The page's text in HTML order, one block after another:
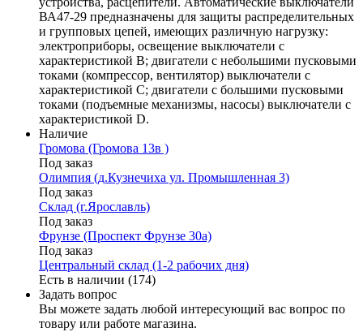
ВА47-29 предназначены для защиты распределительных
и групповых цепей, имеющих различную нагрузку:
электроприборы, освещение выключатели с
характеристикой В; двигатели с небольшими пусковыми
токами (компрессор, вентилятор) выключатели с
характеристикой C; двигатели с большими пусковыми
токами (подъемные механизмы, насосы) выключатели с
характеристикой D.
Наличие
Громова (Громова 13в )
Под заказ
Олимпия (д.Кузнечиха ул. Промышленная 3)
Под заказ
Склад (г.Ярославль)
Под заказ
Фрунзе (Проспект Фрунзе 30а)
Под заказ
Центральный склад (1-2 рабочих дня)
Есть в наличии (174)
Задать вопрос
Вы можете задать любой интересующий вас вопрос по
товару или работе магазина.